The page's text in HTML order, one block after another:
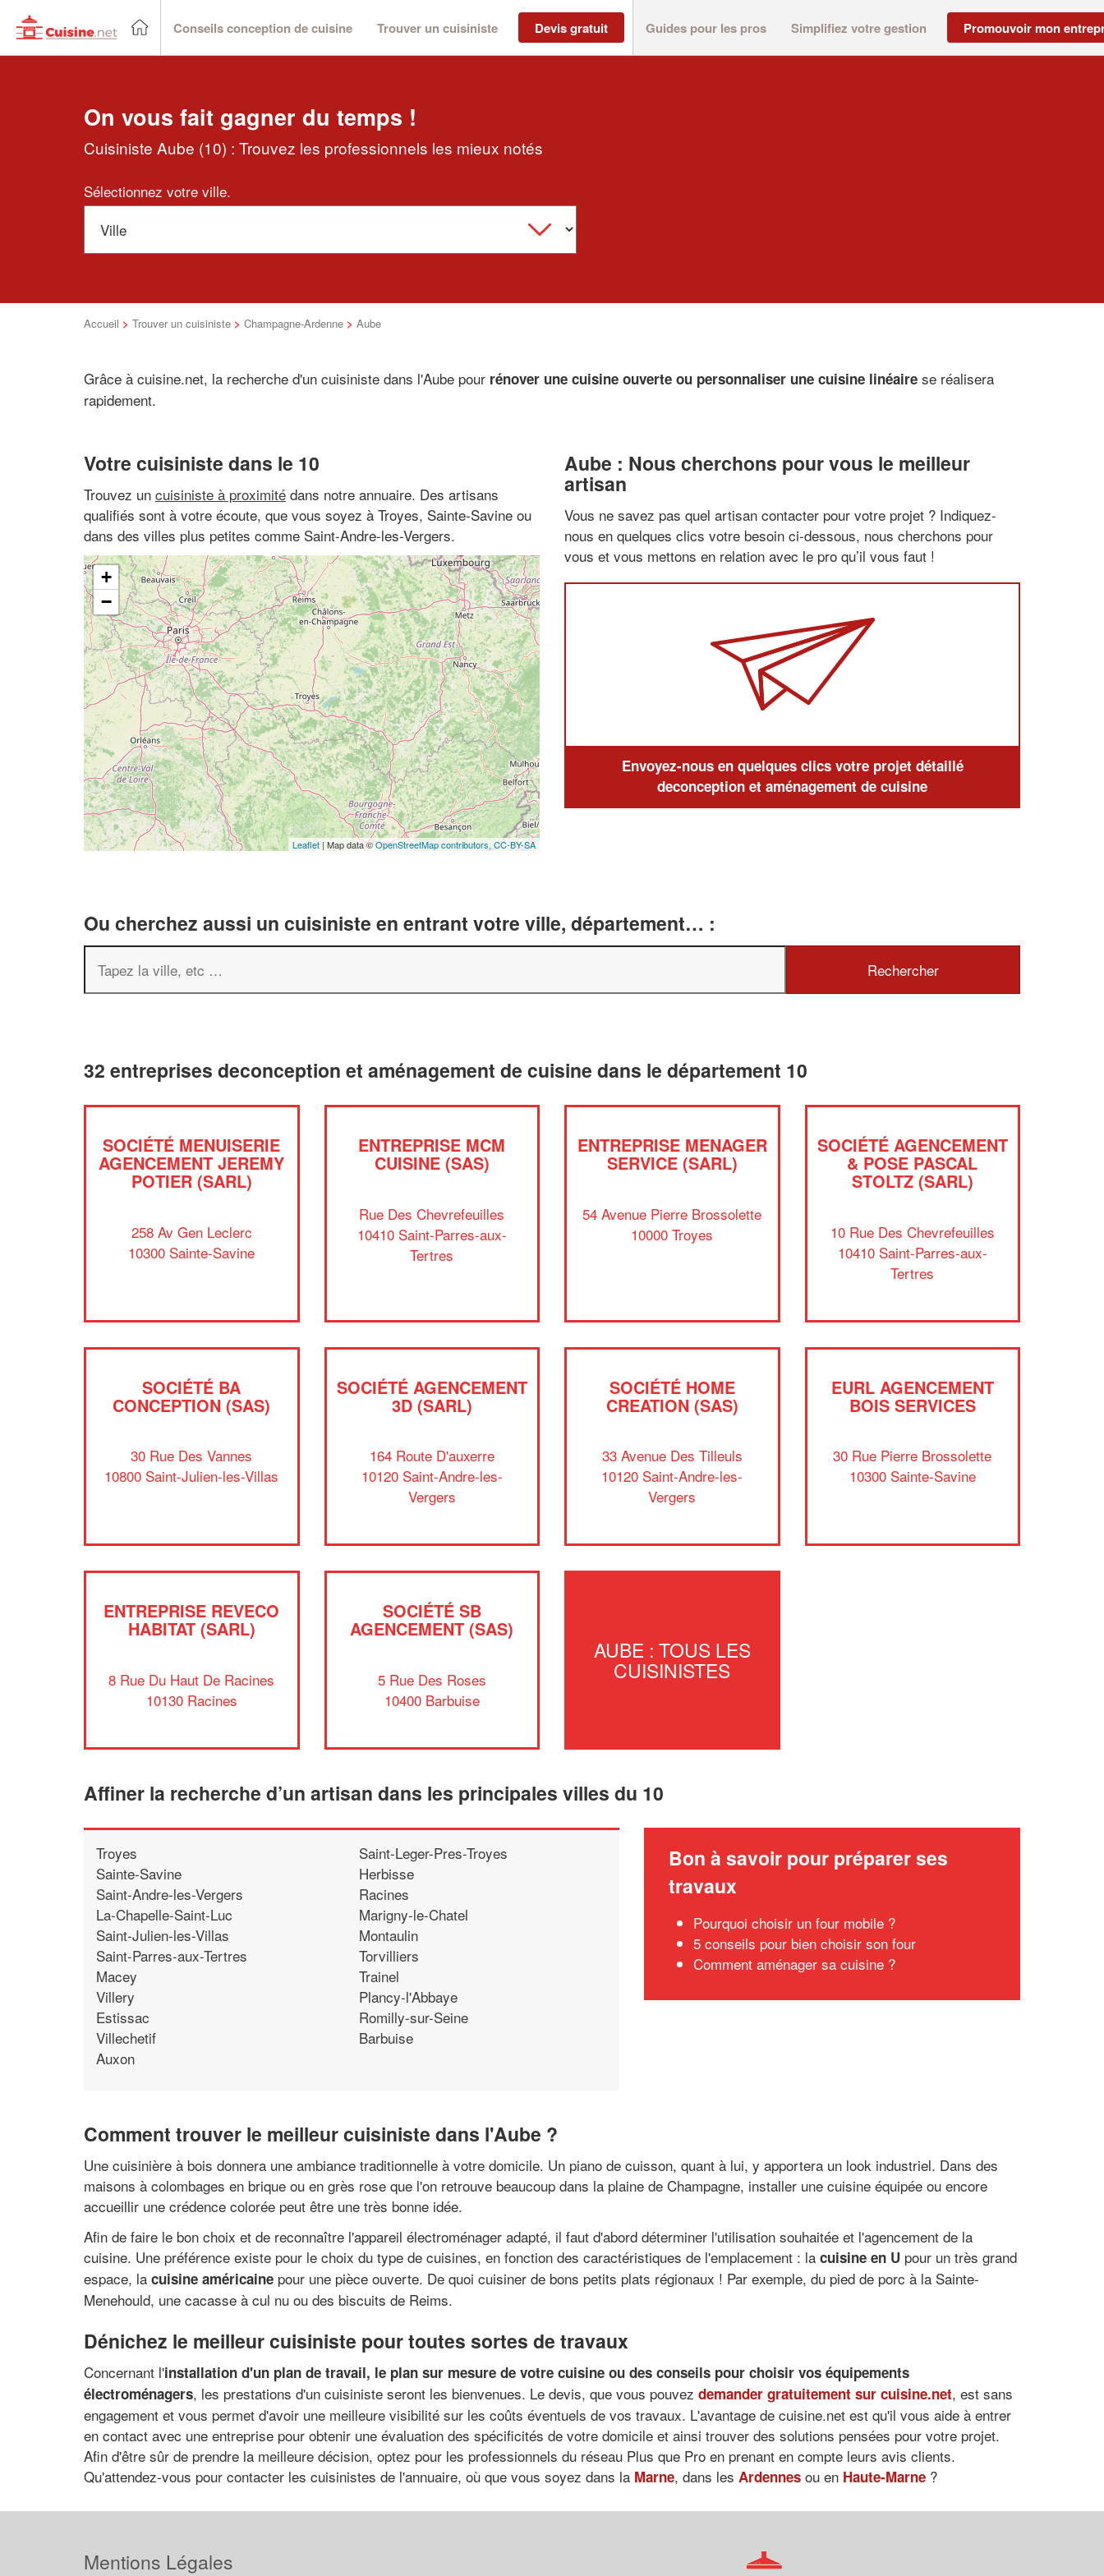
Conseils conception de cuisine Trouver un cuisiniste Devis gratuit Guides pour les pros Simplifiez votre gestion Promouvoir mon
On vous fait gagner du temps !
Cuisiniste Aube (10) : Trouvez les professionnels les mieux notés
Sélectionnez votre ville.
Accueil > Trouver un cuisiniste > Champagne-Ardenne > Aube
Grâce à cuisine.net, la recherche d'un cuisiniste dans l'Aube pour rénover une cuisine ouverte ou personnaliser une cuisine linéaire se réalisera
rapidement.
Votre cuisiniste dans le 10
Trouvez un cuisiniste à proximité dans notre annuaire. Des artisans
qualifiés sont à votre écoute, que vous soyez à Troyes, Sainte-Savine ou
dans des villes plus petites comme Saint-Andre-les-Vergers.
+
−
Leaflet | Map data ©OpenStreetMap contributors, CC-BY-SA
Aube : Nous cherchons pour vous le meilleur
artisan
Vous ne savez pas quel artisan contacter pour votre projet ? Indiquez-
nous en quelques clics votre besoin ci-dessous, nous cherchons pour
vous et vous mettons en relation avec le pro qu’il vous faut !
Envoyez-nous en quelques clics votre projet détaillé
deconception et aménagement de cuisine
Ou cherchez aussi un cuisiniste en entrant votre ville, département… :
32 entreprises deconception et aménagement de cuisine dans le département 10
SOCIÉTÉ MENUISERIE
AGENCEMENT JEREMY
POTIER (SARL)
258 Av Gen Leclerc
10300 Sainte-Savine
ENTREPRISE MCM
CUISINE (SAS)
Rue Des Chevrefeuilles
10410 Saint-Parres-aux-
Tertres
ENTREPRISE MENAGER
SERVICE (SARL)
54 Avenue Pierre Brossolette
10000 Troyes
SOCIÉTÉ AGENCEMENT
& POSE PASCAL
STOLTZ (SARL)
10 Rue Des Chevrefeuilles
10410 Saint-Parres-aux-
Tertres
SOCIÉTÉ BA
CONCEPTION (SAS)
30 Rue Des Vannes
10800 Saint-Julien-les-Villas
SOCIÉTÉ AGENCEMENT
3D (SARL)
164 Route D'auxerre
10120 Saint-Andre-les-
Vergers
SOCIÉTÉ HOME
CREATION (SAS)
33 Avenue Des Tilleuls
10120 Saint-Andre-les-
Vergers
EURL AGENCEMENT
BOIS SERVICES
30 Rue Pierre Brossolette
10300 Sainte-Savine
ENTREPRISE REVECO
HABITAT (SARL)
8 Rue Du Haut De Racines
10130 Racines
SOCIÉTÉ SB
AGENCEMENT (SAS)
5 Rue Des Roses
10400 Barbuise
AUBE : TOUS LES
CUISINISTES
Affiner la recherche d’un artisan dans les principales villes du 10
Troyes
Sainte-Savine
Saint-Andre-les-Vergers
La-Chapelle-Saint-Luc
Saint-Julien-les-Villas
Saint-Parres-aux-Tertres
Macey
Villery
Estissac
Villechetif
Auxon
Saint-Leger-Pres-Troyes
Herbisse
Racines
Marigny-le-Chatel
Montaulin
Torvilliers
Trainel
Plancy-l'Abbaye
Romilly-sur-Seine
Barbuise
Bon à savoir pour préparer ses
travaux
Pourquoi choisir un four mobile ?
5 conseils pour bien choisir son four
Comment aménager sa cuisine ?
Comment trouver le meilleur cuisiniste dans l'Aube ?
Une cuisinière à bois donnera une ambiance traditionnelle à votre domicile. Un piano de cuisson, quant à lui, y apportera un look industriel. Dans des
maisons à colombages en brique ou en grès rose que l'on retrouve beaucoup dans la plaine de Champagne, installer une cuisine équipée ou encore
accueillir une crédence colorée peut être une très bonne idée.
Afin de faire le bon choix et de reconnaître l'appareil électroménager adapté, il faut d'abord déterminer l'utilisation souhaitée et l'agencement de la
cuisine. Une préférence existe pour le choix du type de cuisines, en fonction des caractéristiques de l'emplacement : la cuisine en U pour un très grand
espace, la cuisine américaine pour une pièce ouverte. De quoi cuisiner de bons petits plats régionaux ! Par exemple, du pied de porc à la Sainte-
Menehould, une cacasse à cul nu ou des biscuits de Reims.
Dénichez le meilleur cuisiniste pour toutes sortes de travaux
Concernant l'installation d'un plan de travail, le plan sur mesure de votre cuisine ou des conseils pour choisir vos équipements
électroménagers, les prestations d'un cuisiniste seront les bienvenues. Le devis, que vous pouvez demander gratuitement sur cuisine.net, est sans
engagement et vous permet d'avoir une meilleure visibilité sur les coûts éventuels de vos travaux. L'avantage de cuisine.net est qu'il vous aide à entrer
en contact avec une entreprise pour obtenir une évaluation des spécificités de votre domicile et ainsi trouver des solutions pensées pour votre projet.
Afin d'être sûr de prendre la meilleure décision, optez pour les professionnels du réseau Plus que Pro en prenant en compte leurs avis clients.
Qu'attendez-vous pour contacter les cuisinistes de l'annuaire, où que vous soyez dans la Marne, dans les Ardennes ou en Haute-Marne ?
✕
Vous êtes un
Augmentez votrechiffre d'affaires
nouveaux clients!
Mentions Légales